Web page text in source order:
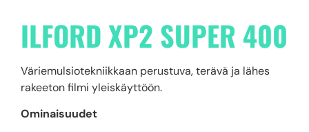
ILFORD XP2 SUPER 400
Väriemulsiotekniikkaan perustuva, terävä ja lähes
rakeeton filmi yleiskäyttöön.
Ominaisuudet